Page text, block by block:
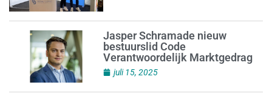
Jasper Schramade nieuw
bestuurslid Code
Verantwoordelijk Marktgedrag
juli 15, 2025